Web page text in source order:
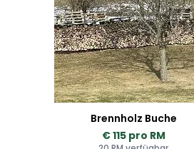
Brennholz Buche
€ 115 pro RM